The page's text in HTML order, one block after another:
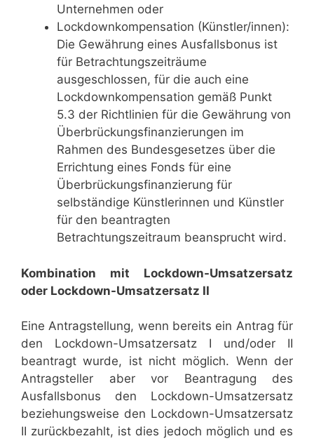
Unternehmen oder
Lockdownkompensation (Künstler/innen):
Die Gewährung eines Ausfallsbonus ist
für Betrachtungszeiträume
ausgeschlossen, für die auch eine
Lockdownkompensation gemäß Punkt
5.3 der Richtlinien für die Gewährung von
Überbrückungsfinanzierungen im
Rahmen des Bundesgesetzes über die
Errichtung eines Fonds für eine
Überbrückungsfinanzierung für
selbständige Künstlerinnen und Künstler
für den beantragten
Betrachtungszeitraum beansprucht wird.
Kombination mit Lockdown-Umsatzersatz
oder Lockdown-Umsatzersatz II
Eine Antragstellung, wenn bereits ein Antrag für
den Lockdown-Umsatzersatz I und/oder II
beantragt wurde, ist nicht möglich. Wenn der
Antragsteller aber vor Beantragung des
Ausfallsbonus den Lockdown-Umsatzersatz
beziehungsweise den Lockdown-Umsatzersatz
II zurückbezahlt, ist dies jedoch möglich und es